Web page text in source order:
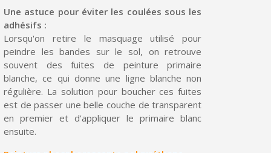
Une astuce pour éviter les coulées sous les
adhésifs :
Lorsqu'on retire le masquage utilisé pour
peindre les bandes sur le sol, on retrouve
souvent des fuites de peinture primaire
blanche, ce qui donne une ligne blanche non
régulière. La solution pour boucher ces fuites
est de passer une belle couche de transparent
en premier et d'appliquer le primaire blanc
ensuite.